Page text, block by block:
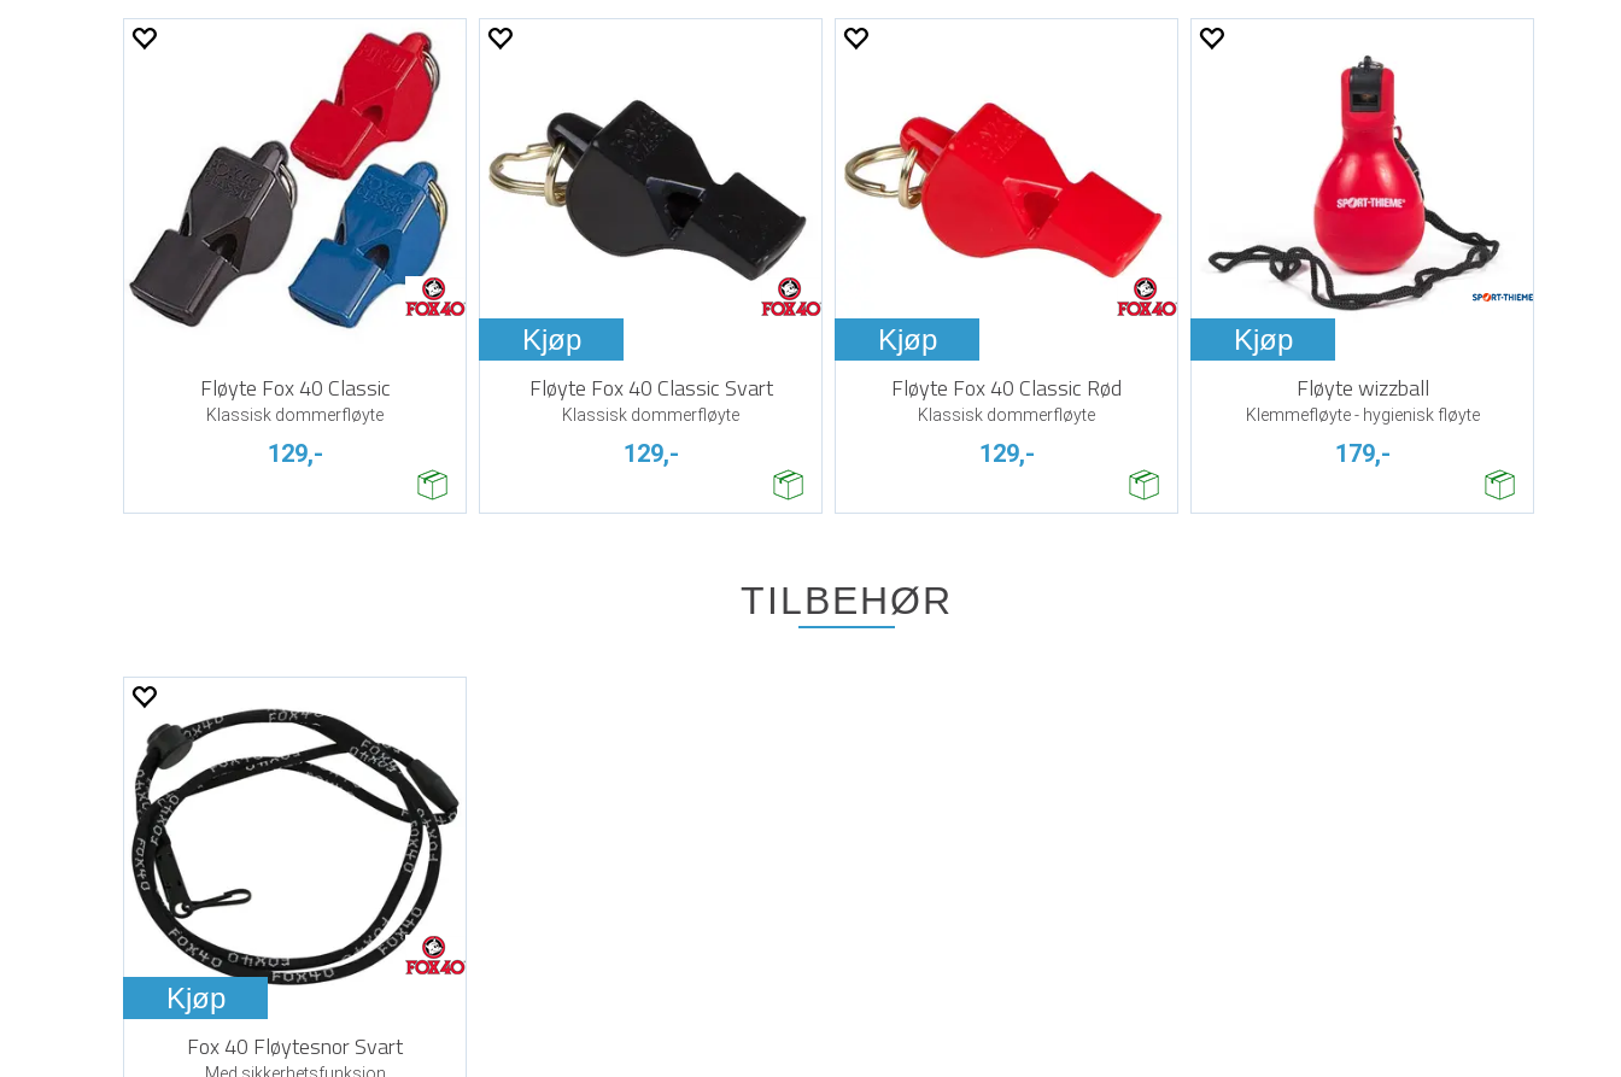
Fløyte Fox 40 Classic
Klassisk dommerfløyte
129,-
Kjøp
Fløyte Fox 40 Classic Svart
Klassisk dommerfløyte
129,-
Kjøp
Fløyte Fox 40 Classic Rød
Klassisk dommerfløyte
129,-
Kjøp
Fløyte wizzball
Klemmefløyte - hygienisk fløyte
179,-
TILBEHØR
Kjøp
Fox 40 Fløytesnor Svart